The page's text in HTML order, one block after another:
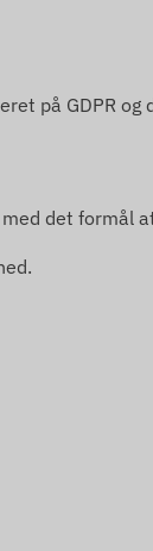
på GDPR
det